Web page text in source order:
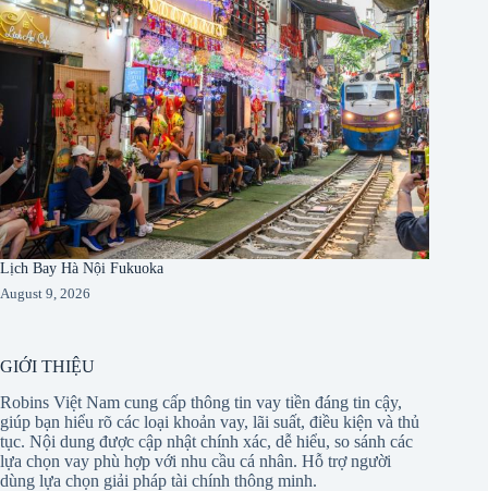
Lịch Bay Hà Nội Fukuoka
August 9, 2026
GIỚI THIỆU
Robins Việt Nam cung cấp thông tin vay tiền đáng tin cậy,
giúp bạn hiểu rõ các loại khoản vay, lãi suất, điều kiện và thủ
tục. Nội dung được cập nhật chính xác, dễ hiểu, so sánh các
lựa chọn vay phù hợp với nhu cầu cá nhân. Hỗ trợ người
dùng lựa chọn giải pháp tài chính thông minh.